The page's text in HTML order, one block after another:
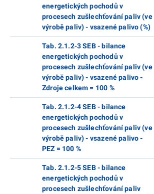
energetických pochodů v
procesech zušlechťování paliv (ve
výrobě paliv) - vsazené palivo (%)
Tab. 2.1.2-3 SEB - bilance
energetických pochodů v
procesech zušlechťování paliv (ve
výrobě paliv) - vsazené palivo -
Zdroje celkem = 100 %
Tab. 2.1.2-4 SEB - bilance
energetických pochodů v
procesech zušlechťování paliv (ve
výrobě paliv) - vsazené palivo -
PEZ = 100 %
Tab. 2.1.2-5 SEB - bilance
energetických pochodů v
procesech zušlechťování paliv